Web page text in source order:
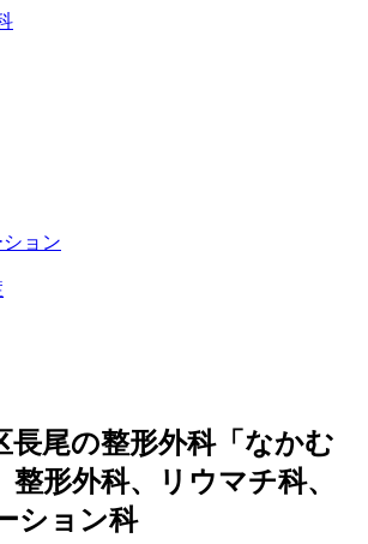
ョン
長尾の整形外科「なかむ
整形外科、リウマチ科、
ション科